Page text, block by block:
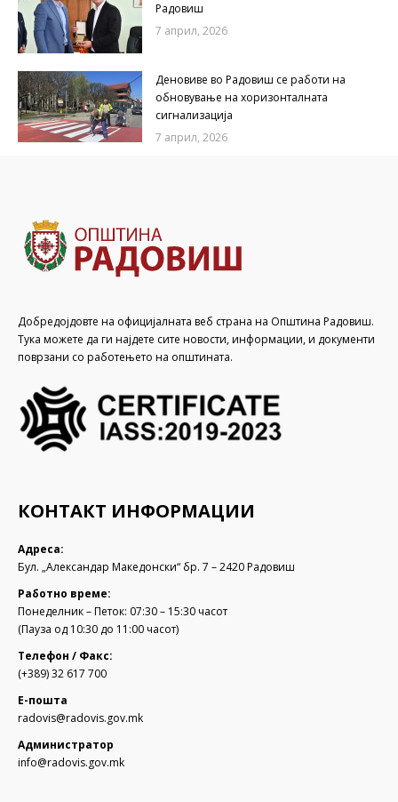
Радовиш
7 април, 2026
Деновиве во Радовиш се работи на
обновување на хоризонталната
сигнализација
7 април, 2026
Добредојдовте на официјалната веб страна на Општина Радовиш.
Тука можете да ги најдете сите новости, информации, и документи
поврзани со работењето на општината.
КОНТАКТ ИНФОРМАЦИИ
Адреса:
Бул. „Александар Македонски“ бр. 7 – 2420 Радовиш
Работно време:
Понеделник – Петок: 07:30 – 15:30 часот
(Пауза од 10:30 до 11:00 часот)
Телефон / Факс:
(+389) 32 617 700
Е-пошта
radovis@radovis.gov.mk
Администратор
info@radovis.gov.mk